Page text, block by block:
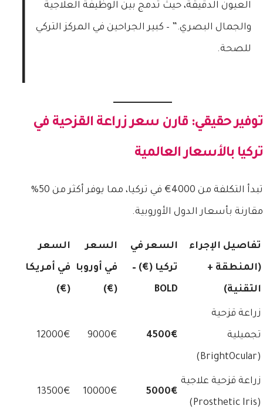
العيون الدقيقة، حيث تدمج بين الوظيفة العلاجية
والجمال البصري.” – كبير الجراحين في المركز التركي
للصحة.
توفير حقيقي: قارن سعر زراعة القزحية في
تركيا بالأسعار العالمية
تبدأ التكلفة من 4000€ في تركيا، مما يوفر أكثر من 50%
مقارنة بأسعار الدول الأوروبية.
تفاصيل الإجراء
(المنطقة +
التقنية)
السعر في
تركيا (€) –
BOLD
السعر
في أوروبا
(€)
السعر
في أمريكا
(€)
زراعة قزحية
تجميلية
(BrightOcular)
4500€
9000€
12000€
زراعة قزحية علاجية
(Prosthetic Iris)
5000€
10000€
13500€